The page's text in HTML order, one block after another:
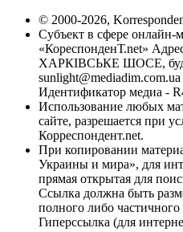
© 2000-2026,
Субъект в сфере онлайн-
«КореспонденТ.net»
ХАРКІВСЬКЕ ШОСЕ,
sunlight@mediadim.com.ua
Идентификатор медиа -
Использование любых
сайте, разрешается при
Корреспондент.net.
При копировании
Украины и мира», для
прямая открытая для
Ссылка должна быть
полного либо
Гиперссылка (для